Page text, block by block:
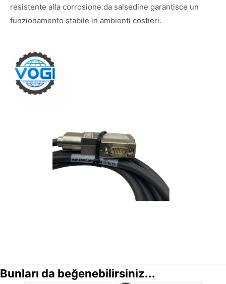
resistente alla corrosione da salsedine garantisce un
funzionamento stabile in ambienti costieri.
Bunları da beğenebilirsiniz...